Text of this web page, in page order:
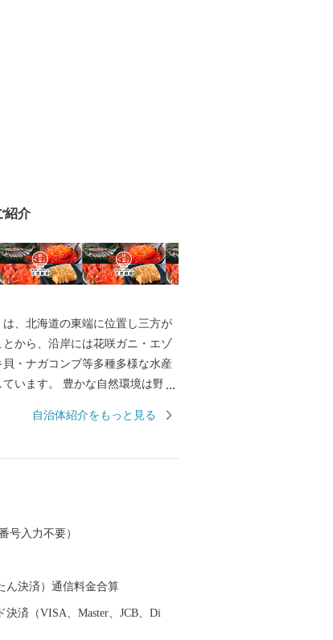
紹介
、北海道の東端に位置し三方が
から、沿岸には花咲ガニ・エゾ
・ナガコンブ等多種多様な水産
います。 豊かな自然環境は野鳥
測でき、風蓮湖、春国岱、長節湖
らではのアクティビティも人気
市民一丸となって世論の先頭に立
います。 まちの再生・発展のため
ならない課題が非常に山積してい
自治体紹介をもっと見る
号入力不要）
ん決済）通信料金合算
決済（VISA、Master、JCB、Di